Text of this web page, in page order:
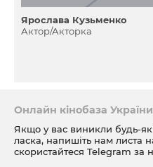
Ярослава Кузьменко
Актор/Акторка
Онлайн кінобаза України
Якщо у вас виникли будь-
ласка, напишіть нам листа
скористайтеся Telegram за